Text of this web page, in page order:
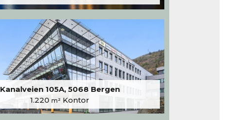
Kanalveien 105A, 5068 Bergen
1.220 m²Kontor